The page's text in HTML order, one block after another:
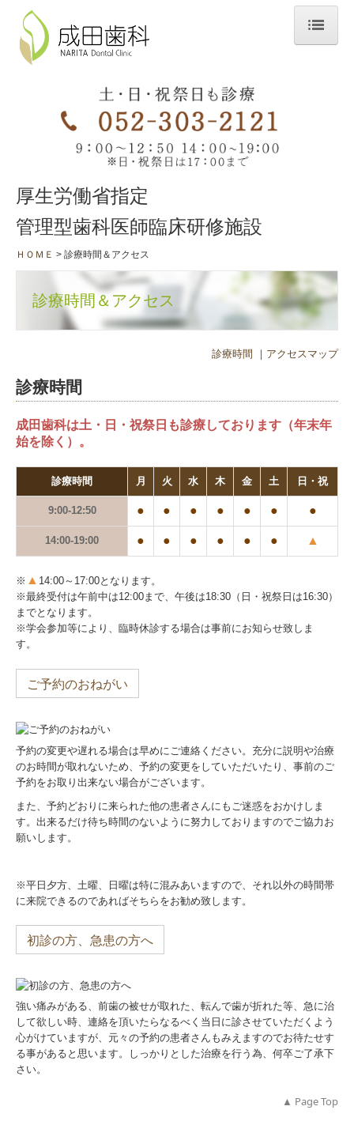
ＨＯＭＥ
当院のこだわり
スタッフ・院内紹介
診療時間＆アクセス
診療案内
一般診療
歯科口腔外科
訪問診療・往診
矯正歯科
予防歯科
小児歯科
拡大化治療
特殊な入れ歯
ホワイトニング
スポーツマウスガード
保険外治療と料金
歯科衛生士 採用情報
臨床研修医 採用情報
施設基準関連
歯科医師臨床研修（管理型）研修医募集
厚生労働省指定
管理型歯科医師臨床研修施設
ＨＯＭＥ 診療時間＆アクセス
診療時間＆アクセス
診療時間 ｜ アクセスマップ
診療時間
成田歯科は土・日・祝祭日も診療しております（年末年
始を除く）。
診療時間 月 火 水 木 金 土 日・祝
9:00-12:50 ● ● ● ● ● ● ●
14:00-19:00 ● ● ● ● ● ● ▲
※ ▲ 14:00～17:00となります。
※最終受付は午前中は12:00まで、午後は18:30（日・祝祭日は16:30）
までとなります。
※学会参加等により、臨時休診する場合は事前にお知らせ致しま
す。
ご予約のおねがい
予約の変更や遅れる場合は早めにご連絡ください。充分に説明や治療
のお時間が取れないため、予約の変更をしていただいたり、事前のご
予約をお取り出来ない場合がございます。
また、予約どおりに来られた他の患者さんにもご迷惑をおかけしま
す。出来るだけ待ち時間のないように努力しておりますのでご協力お
願いします。
※平日夕方、土曜、日曜は特に混みあいますので、それ以外の時間帯
に来院できるのであればそちらをお勧め致します。
初診の方、急患の方へ
強い痛みがある、前歯の被せが取れた、転んで歯が折れた等、急に治
して欲しい時、連絡を頂いたらなるべく当日に診させていただくよう
心がけていますが、元々の予約の患者さんもみえますのでお待たせす
る事があると思います。しっかりとした治療を行う為、何卒ご了承下
さい。
▲ Page Top